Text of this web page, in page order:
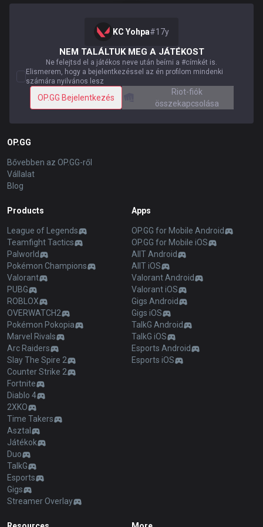
KC Yohpa#17y
NEM TALÁLTUK MEG A JÁTÉKOST
Ne felejtsd el a játékos neve után beírni a #címkét is.
Elismerem, hogy a bejelentkezéssel az én profilom mindenki
számára nyilvános lesz
OP.GG Bejelentkezés
Riot-fiók
összekapcsolása
OP.GG
Bővebben az OP.GG-ről
Vállalat
Blog
Products
League of Legends
Teamfight Tactics
Palworld
Pokémon Champions
Valorant
PUBG
ROBLOX
OVERWATCH2
Pokémon Pokopia
Marvel Rivals
Arc Raiders
Slay The Spire 2
Counter Strike 2
Fortnite
Diablo 4
2XKO
Time Takers
Asztal
Játékok
Duo
TalkG
Esports
Gigs
Streamer Overlay
Apps
OP.GG for Mobile Android
OP.GG for Mobile iOS
AllT Android
AllT iOS
Valorant Android
Valorant iOS
Gigs Android
Gigs iOS
TalkG Android
TalkG iOS
Esports Android
Esports iOS